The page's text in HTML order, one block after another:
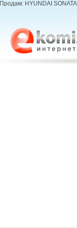
Продам: HYUNDAI